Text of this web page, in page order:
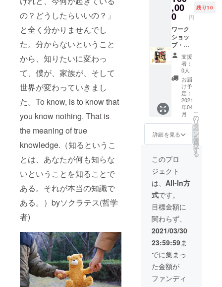
の？どうしたらいいの？」
と全く分かりませんでし
た。分からないということ
から、知りたいに変わっ
て、僕が、家族が、そして
世界が変わっていきまし
た。To know, is to know that
you know nothing. That is
the meaning of true
knowledge.（知るというこ
とは、あなたが何も知らな
いということを知ることで
ある。それが本当の知識で
ある。）byソクラテス(哲学
者)
ます。
たぁ！
」「み
てみ
て！」
トート
バッグ
付き！
④こぐ
まぬい
ぐるみ
⑤おや
ぐまぬ
いぐる
み ⑥描
き下ろ
し原画
（額装
付き）
※限定５
口で
す。 あ
なたや
あなた
の家族
写真を
いただ
き、イ
メージ
を膨ら
ませて
登場す
るくま
と一緒
に絵を
作成し
ます。
,00
0 円
残り10
ワーク
ショッ
プ・講
演プラ
ン なる
かわし
んごが
直接購
入され
た方の
地域に
伺い、
ワーク
ショッ
プ等を
させて
いただ
きま
す。 ※
ワーク
ショッ
プ1回に
つき2時
間程度
（内
容・人
数等要
相談）
※オフラ
イン会
場実施
の場
合、親
支援
者：
0人
お届
け予
定：
2021
年04
月
詳細を見る
こ
の
リ
タ
ー
ン
を
選
択
す
る
このプロ
ジェクト
は、 All-In方
式です。
目標金額に
関わらず、
2021/03/30
23:59:59ま
でに集まっ
た金額が
ファンディ